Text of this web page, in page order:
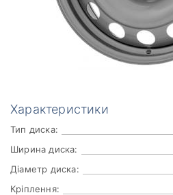
Характеристики
Тип диска:
Ширина диска:
Діаметр диска:
Кріплення: